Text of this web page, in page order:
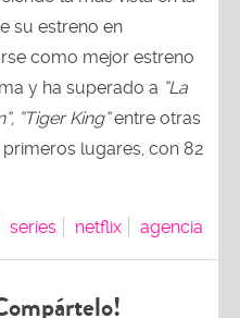
su estreno en
como mejor estreno
y ha superado a “La
“Tiger King”entre otras
lugares, con 82
series netflix agencia